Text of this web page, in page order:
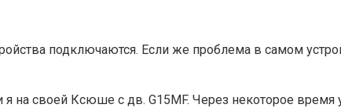
подключаются. Если же проблема в самом
на своей Ксюше с дв. G15MF. Через некоторое